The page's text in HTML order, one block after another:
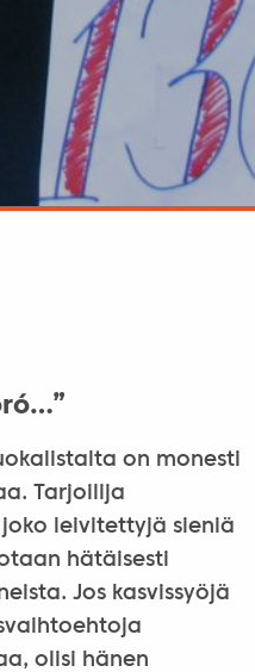
on monesti
Tarjoilija
leivitettyjä sieniä
hätäisesti
Jos kasvissyöjä
olisi hänen